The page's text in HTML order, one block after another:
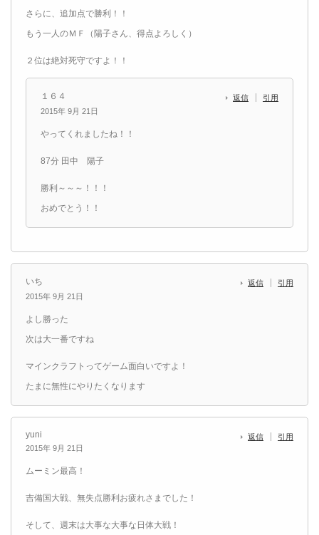
さらに、追加点で勝利！！
もう一人のＭＦ（陽子さん、得点よろしく）
２位は絶対死守ですよ！！
１６４
2015年 9月 21日
返信 引用
やってくれましたね！！
87分 田中 陽子
勝利～～～！！！
おめでとう！！
いち
2015年 9月 21日
返信 引用
よし勝った
次は大一番ですね
マインクラフトってゲーム面白いですよ！
たまに無性にやりたくなります
yuni
2015年 9月 21日
返信 引用
ムーミン最高！
吉備国大戦、無失点勝利お疲れさまでした！
そして、週末は大事な大事な日体大戦！